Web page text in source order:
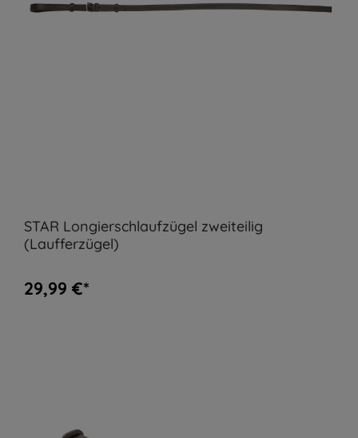
STAR Longierschlaufzügel zweiteilig
(Laufferzügel)
29,99 €*